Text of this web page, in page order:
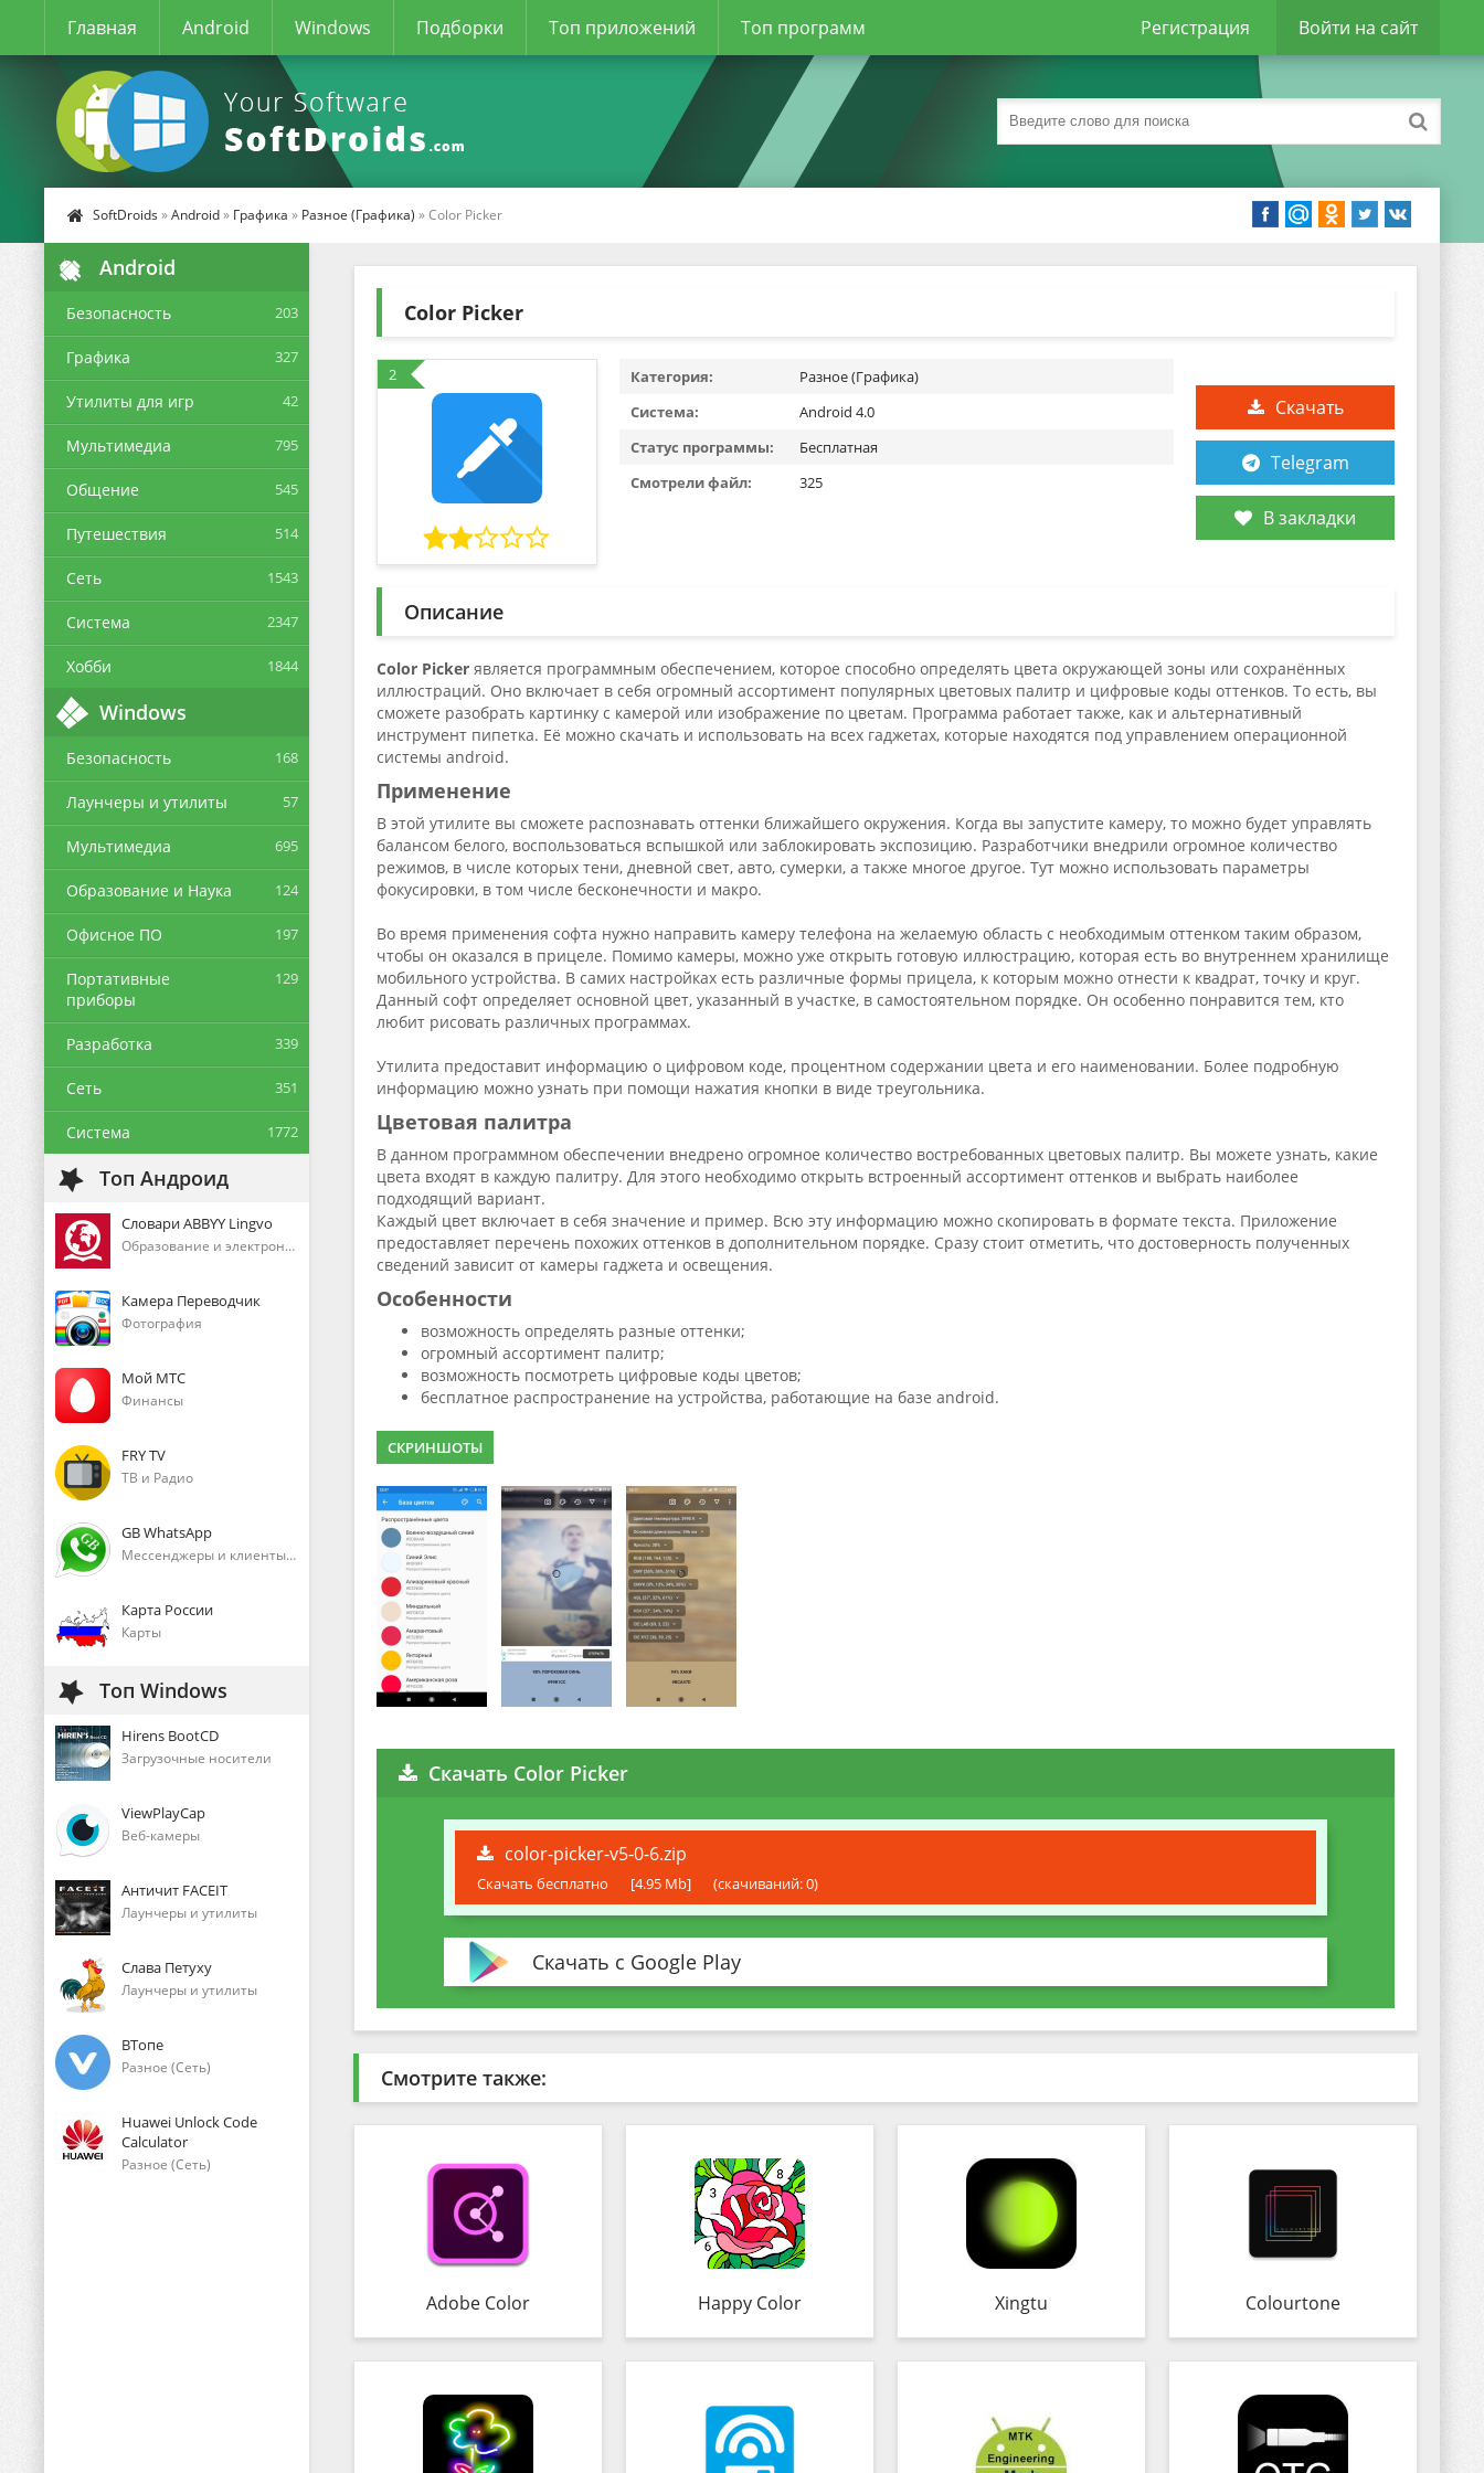
Главная Android Windows Подборки Топ приложений Топ программ Регистрация Войти на сайт
SoftDroids »Android» Графика » Разное (Графика) » Color Picker
Android
Безопасность 203
Графика 327
Утилиты для игр 42
Мультимедиа 795
Общение 545
Путешествия 514
Сеть 1543
Система 2347
Хобби 1844
Windows
Безопасность 168
Лаунчеры и утилиты 57
Мультимедиа 695
Образование и Наука 124
Офисное ПО 197
Портативные
приборы
129
Разработка 339
Сеть 351
Система 1772
Топ Андроид
Словари ABBYY Lingvo
Образование и электронные книги
Камера Переводчик
Фотография
Мой МТС
Финансы
FRY TV
ТВ и Радио
GB WhatsApp
Мессенджеры и клиенты голосового общения
Карта России
Карты
Топ Windows
Hirens BootCD
Загрузочные носители
ViewPlayCap
Веб-камеры
Античит FACEIT
Лаунчеры и утилиты
Слава Петуху
Лаунчеры и утилиты
ВТопе
Разное (Сеть)
Huawei Unlock Code
Calculator
Разное (Сеть)
Color Picker
2
Скачать
Telegram
В закладки
Категория:
Разное (Графика)
Система:
Android 4.0
Статус программы:
Бесплатная
Смотрели файл:
325
Описание
Color Picker является программным обеспечением, которое способно определять цвета окружающей зоны или сохранённых
иллюстраций. Оно включает в себя огромный ассортимент популярных цветовых палитр и цифровые коды оттенков. То есть, вы
сможете разобрать картинку с камерой или изображение по цветам. Программа работает также, как и альтернативный
инструмент пипетка. Её можно скачать и использовать на всех гаджетах, которые находятся под управлением операционной
системы android.
Применение
В этой утилите вы сможете распознавать оттенки ближайшего окружения. Когда вы запустите камеру, то можно будет управлять
балансом белого, воспользоваться вспышкой или заблокировать экспозицию. Разработчики внедрили огромное количество
режимов, в числе которых тени, дневной свет, авто, сумерки, а также многое другое. Тут можно использовать параметры
фокусировки, в том числе бесконечности и макро.
Во время применения софта нужно направить камеру телефона на желаемую область с необходимым оттенком таким образом,
чтобы он оказался в прицеле. Помимо камеры, можно уже открыть готовую иллюстрацию, которая есть во внутреннем хранилище
мобильного устройства. В самих настройках есть различные формы прицела, к которым можно отнести к квадрат, точку и круг.
Данный софт определяет основной цвет, указанный в участке, в самостоятельном порядке. Он особенно понравится тем, кто
любит рисовать различных программах.
Утилита предоставит информацию о цифровом коде, процентном содержании цвета и его наименовании. Более подробную
информацию можно узнать при помощи нажатия кнопки в виде треугольника.
Цветовая палитра
В данном программном обеспечении внедрено огромное количество востребованных цветовых палитр. Вы можете узнать, какие
цвета входят в каждую палитру. Для этого необходимо открыть встроенный ассортимент оттенков и выбрать наиболее
подходящий вариант.
Каждый цвет включает в себя значение и пример. Всю эту информацию можно скопировать в формате текста. Приложение
предоставляет перечень похожих оттенков в дополнительном порядке. Сразу стоит отметить, что достоверность полученных
сведений зависит от камеры гаджета и освещения.
Особенности
возможность определять разные оттенки;
огромный ассортимент палитр;
возможность посмотреть цифровые коды цветов;
бесплатное распространение на устройства, работающие на базе android.
СКРИНШОТЫ
Скачать Color Picker
color-picker-v5-0-6.zip
Скачать бесплатно [4.95 Mb] (cкачиваний: 0)
Скачать с Google Play
Смотрите также:
Adobe Color Happy Color Xingtu Colourtone